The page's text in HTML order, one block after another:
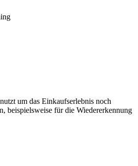
um das Einkaufserlebnis noch
beispielsweise für die Wiedererkennung